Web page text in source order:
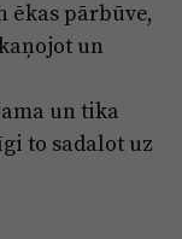
ēkas pārbūve,
un
un tika
to sadalot uz